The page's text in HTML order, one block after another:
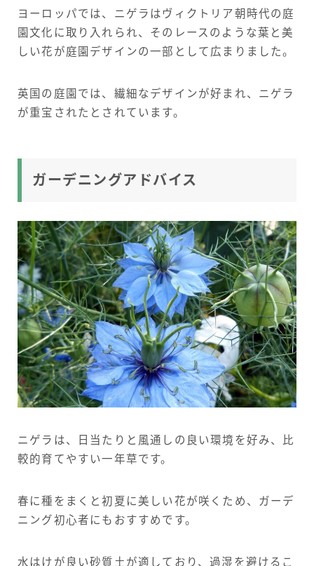
ヨーロッパでは、ニゲラはヴィクトリア朝時代の庭
園文化に取り入れられ、そのレースのような葉と美
しい花が庭園デザインの一部として広まりました。
英国の庭園では、繊細なデザインが好まれ、ニゲラ
が重宝されたとされています。
ガーデニングアドバイス
ニゲラは、日当たりと風通しの良い環境を好み、比
較的育てやすい一年草です。
春に種をまくと初夏に美しい花が咲くため、ガーデ
ニング初心者にもおすすめです。
水はけが良い砂質土が適しており、過湿を避けるこ